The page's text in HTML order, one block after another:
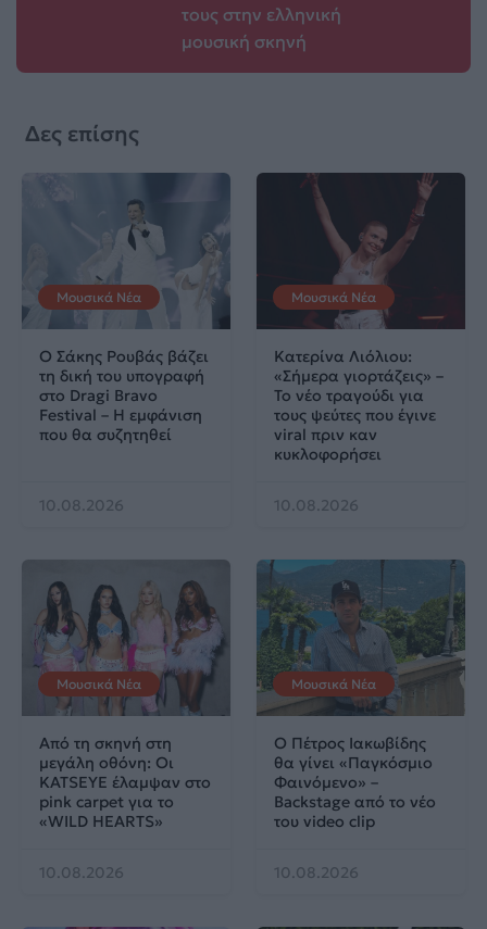
τους στην ελληνική
μουσική σκηνή
Δες επίσης
Μουσικά Νέα
Ο Σάκης Ρουβάς βάζει
τη δική του υπογραφή
στο Dragi Bravo
Festival – Η εμφάνιση
που θα συζητηθεί
10.08.2026
Μουσικά Νέα
Κατερίνα Λιόλιου:
«Σήμερα γιορτάζεις» –
Το νέο τραγούδι για
τους ψεύτες που έγινε
viral πριν καν
κυκλοφορήσει
10.08.2026
Μουσικά Νέα
Από τη σκηνή στη
μεγάλη οθόνη: Οι
KATSEYE έλαμψαν στο
pink carpet για το
«WILD HEARTS»
10.08.2026
Μουσικά Νέα
Ο Πέτρος Ιακωβίδης
θα γίνει «Παγκόσμιο
Φαινόμενο» –
Backstage από το νέο
του video clip
10.08.2026